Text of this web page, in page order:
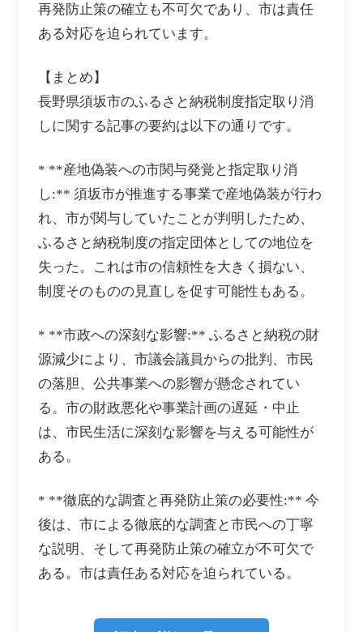
再発防止策の確立も不可欠であり、市は責任
ある対応を迫られています。
【まとめ】
長野県須坂市のふるさと納税制度指定取り消
しに関する記事の要約は以下の通りです。
* **産地偽装への市関与発覚と指定取り消
し:** 須坂市が推進する事業で産地偽装が行わ
れ、市が関与していたことが判明したため、
ふるさと納税制度の指定団体としての地位を
失った。これは市の信頼性を大きく損ない、
制度そのものの見直しを促す可能性もある。
* **市政への深刻な影響:** ふるさと納税の財
源減少により、市議会議員からの批判、市民
の落胆、公共事業への影響が懸念されてい
る。市の財政悪化や事業計画の遅延・中止
は、市民生活に深刻な影響を与える可能性が
ある。
* **徹底的な調査と再発防止策の必要性:** 今
後は、市による徹底的な調査と市民への丁寧
な説明、そして再発防止策の確立が不可欠で
ある。市は責任ある対応を迫られている。